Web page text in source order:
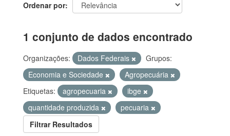
Ordenar por
1 conjunto de dados encontrado
Organizações: Dados Federais
Grupos:
Economia e Sociedade
Agropecuária
Etiquetas:
agropecuaria
ibge
quantidade produzida
pecuaria
Filtrar Resultados